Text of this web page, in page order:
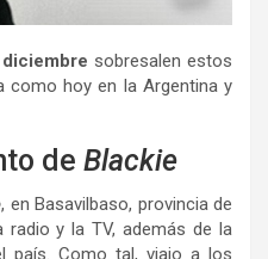
sobresalen estos
como hoy en la Argentina y
de Blackie
, en Basavilbaso, provincia de
radio y la TV, además de la
país. Como tal, viajo a los